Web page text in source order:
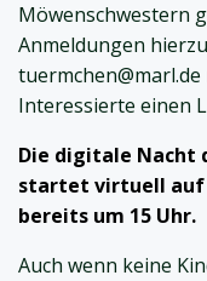
Möwenschwestern
Anmeldungen
Interessierte einen
Die digitale Nacht
startet virtuell auf
bereits um 15 Uhr.
Auch wenn keine